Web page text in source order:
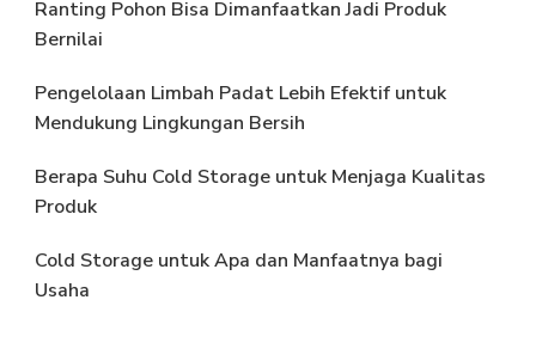
Ranting Pohon Bisa Dimanfaatkan Jadi Produk
Bernilai
Pengelolaan Limbah Padat Lebih Efektif untuk
Mendukung Lingkungan Bersih
Berapa Suhu Cold Storage untuk Menjaga Kualitas
Produk
Cold Storage untuk Apa dan Manfaatnya bagi
Usaha